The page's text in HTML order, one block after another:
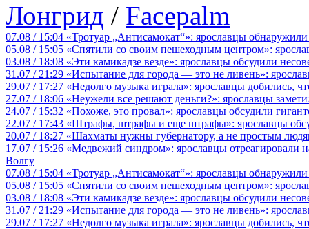
Лонгрид / Facepalm
07.08 / 15:04 «Тротуар „Антисамокат“»: ярославцы
05.08 / 15:05 «Спятили со своим пешеходным центром»:
03.08 / 18:08 «Эти камикадзе везде»: ярославцы обсудили
31.07 / 21:29 «Испытание для города — это не ливень»:
29.07 / 17:27 «Недолго музыка играла»: ярославцы добились,
27.07 / 18:06 «Неужели все решают деньги?»: ярославцы
24.07 / 15:32 «Похоже, это провал»: ярославцы обсудили
22.07 / 17:43 «Штрафы, штрафы и еще штрафы»: ярославцы
20.07 / 18:27 «Шахматы нужны губернатору, а не простым
17.07 / 15:26 «Медвежий синдром»: ярославцы отреагировали
Волгу
07.08 / 15:04 «Тротуар „Антисамокат“»: ярославцы
05.08 / 15:05 «Спятили со своим пешеходным центром»:
03.08 / 18:08 «Эти камикадзе везде»: ярославцы обсудили
31.07 / 21:29 «Испытание для города — это не ливень»:
29.07 / 17:27 «Недолго музыка играла»: ярославцы добились,